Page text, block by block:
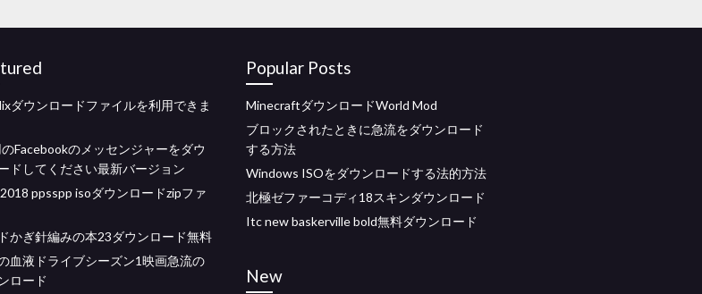
ダウンロードファイルを利用できま
Facebookのメッセンジャーをダウ
ドしてください最新バージョン
ppsspp isoダウンロードzipファ
かぎ針編みの本23ダウンロード無料
血液ドライブシーズン1映画急流の
ロード
Popular Posts
MinecraftダウンロードWorld Mod
ブロックされたときに急流をダウンロード
する方法
Windows ISOをダウンロードする法的方法
北極ゼファーコディ18スキンダウンロード
Itc new baskerville bold無料ダウンロード
New